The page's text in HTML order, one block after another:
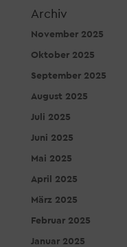
Archiv
November 2025
Oktober 2025
September 2025
August 2025
Juli 2025
Juni 2025
Mai 2025
April 2025
März 2025
Februar 2025
Januar 2025